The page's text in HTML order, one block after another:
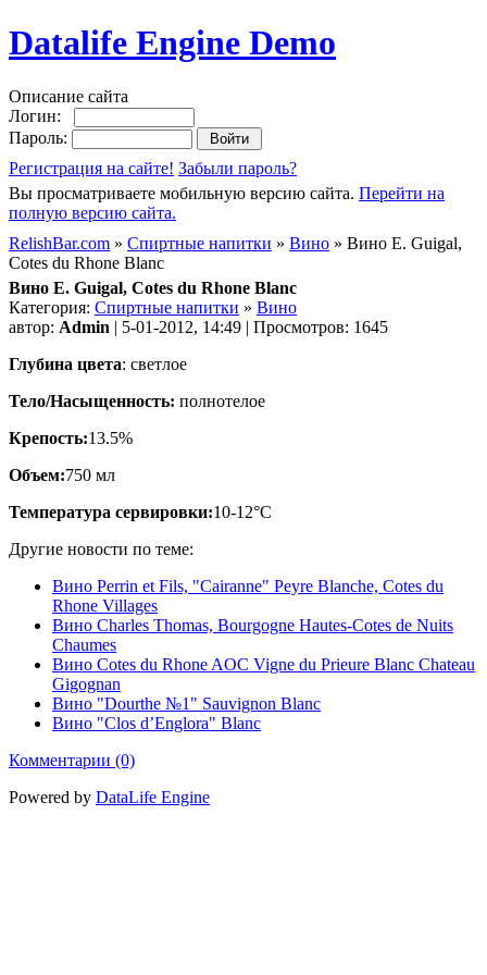
Datalife Engine Demo
Описание сайта
Логин:
Пароль:
Регистрация на сайте! Забыли пароль?
Вы просматриваете мобильную версию сайта. Перейти на
полную версию сайта.
RelishBar.com » Спиртные напитки » Вино » Вино E. Guigal,
Cotes du Rhone Blanc
Вино E. Guigal, Cotes du Rhone Blanc
Категория: Спиртные напитки » Вино
автор: Admin | 5-01-2012, 14:49 | Просмотров: 1645
Глубина цвета: светлое
Тело/Насыщенность: полнотелое
Крепость:13.5%
Объем:750 мл
Температура сервировки:10-12°С
Другие новости по теме:
Вино Perrin et Fils, "Cairanne" Peyre Blanche, Cotes du
Rhone Villages
Вино Charles Thomas, Bourgogne Hautes-Cotes de Nuits
Chaumes
Вино Cotes du Rhone AOC Vigne du Prieure Blanc Chateau
Gigognan
Вино "Dourthe №1" Sauvignon Blanc
Вино "Clos d’Englora" Blanc
Комментарии (0)
Powered by DataLife Engine